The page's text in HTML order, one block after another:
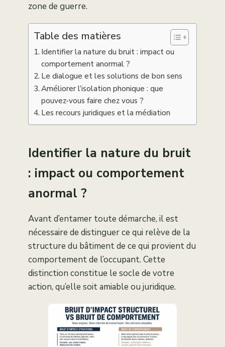
zone de guerre.
Table des matières
Identifier la nature du bruit : impact ou
comportement anormal ?
Le dialogue et les solutions de bon sens
Améliorer l’isolation phonique : que
pouvez-vous faire chez vous ?
Les recours juridiques et la médiation
Identifier la nature du bruit
: impact ou comportement
anormal ?
Avant d’entamer toute démarche, il est
nécessaire de distinguer ce qui relève de la
structure du bâtiment de ce qui provient du
comportement de l’occupant. Cette
distinction constitue le socle de votre
action, qu’elle soit amiable ou juridique.